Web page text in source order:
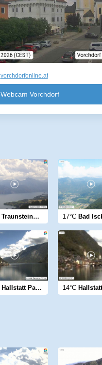
vorchdorfonline.at
Webcam Vorchdorf
Traunsteinblick 17°C Bad
Hallstatt Panorama 14°C Hallstatt